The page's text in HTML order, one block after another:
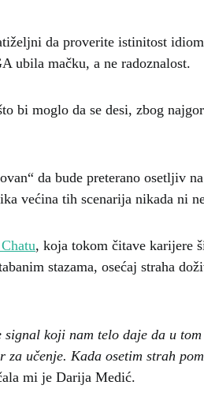
da proverite istinitost
ubila mačku, a ne radoznalost.
bi moglo da se desi, zbog
da bude preterano osetljiv
većina tih scenarija nikada ni
, koja tokom čitave karijere
stazama, osećaj straha
signal koji nam telo daje da u
za učenje. Kada osetim strah
mi je Darija Medić.